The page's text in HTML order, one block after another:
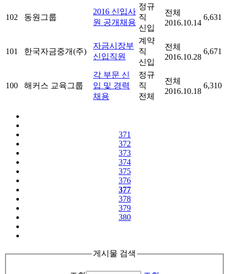
102 동원그룹
2016 신입사
원 공개채용
정규
직
신입
전체
2016.10.14
6,631
101 한국자금중개(주)
자금시장부
신입직원
계약
직
신입
전체
2016.10.28
6,671
100 해커스 교육그룹
각 부문 신
입 및 경력
채용
정규
직
전체
전체
2016.10.18
6,310
371
372
373
374
375
376
377
378
379
380
게시물 검색